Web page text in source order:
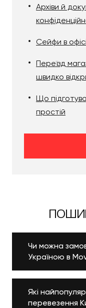
Архіви й
Сейфи в
Переїзд
швидко
Що
простій
Чи можна
Україною в
Які
перевезення